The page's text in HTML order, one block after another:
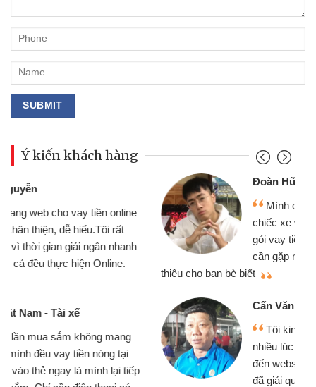
Ý kiến khách hàng
Đoàn Hữu Cảnh
Mình cần tiền gấp nên định cầm cố
chiếc xe wave nhưng thật may đã có
gói vay tiền bằng CMND online không
cần gặp mặt nên rất tiện lợi, sẽ giới
Cấn Văn Lực - Tạp hóa
Tôi kinh doanh buôn bán nhỏ lẻ
nhiều lúc cần vốn nhập hàng, nhờ biết
đến website qua bạn bè giới thiệu tôi
đã giải quyết được công việc của